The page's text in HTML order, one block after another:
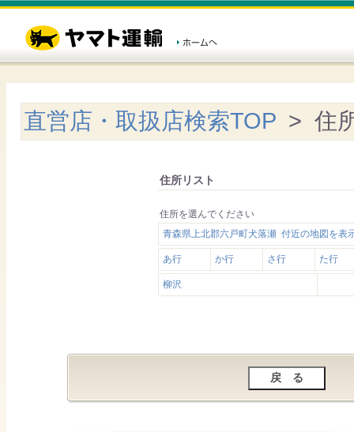
直営店・取扱店検索TOP > 住
住所リスト
住所を選んでください
青森県上北郡六戸町犬落瀬 付近の地図を表
あ行 か行 さ行 た行
柳沢